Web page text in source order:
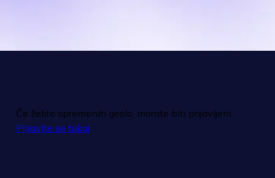
Če želite spremeniti geslo, morate biti prijavljeni.
Prijavite se tukaj